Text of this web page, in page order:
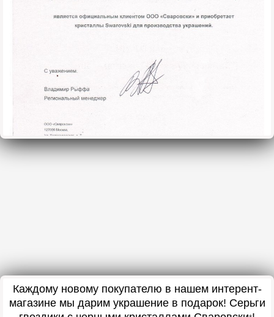
Каждому новому покупателю в нашем интерент-
магазине мы дарим украшение в подарок! Серьги